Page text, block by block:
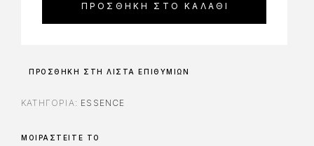
ΠΡΟΣΘΉΚΗ ΣΤΟ ΚΑΛΆΘΙ
ΠΡΟΣΘΉΚΗ ΣΤΗ ΛΊΣΤΑ ΕΠΙΘΥΜΙΏΝ
ΚΑΤΗΓΟΡΊΑ: ESSENCE
ΜΟΙΡΑΣΤΕΊΤΕ ΤΟ